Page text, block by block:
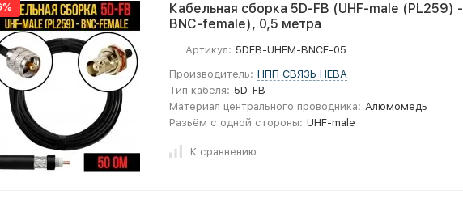
Кабельная сборка 5D-FB (UHF-male (PL259) -
BNC-female), 0,5 метра
Артикул: 5DFB-UHFM-BNCF-05
Производитель: НПП СВЯЗЬ НЕВА
Тип кабеля: 5D-FB
Материал центрального проводника: Алюмомедь
Разъём с одной стороны: UHF-male
К сравнению